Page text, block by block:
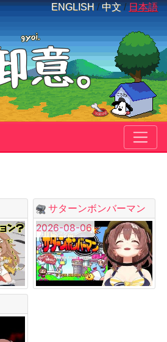
ENGLISH / 中文 / 日本語
サターンボンバーマン
2026-08-06